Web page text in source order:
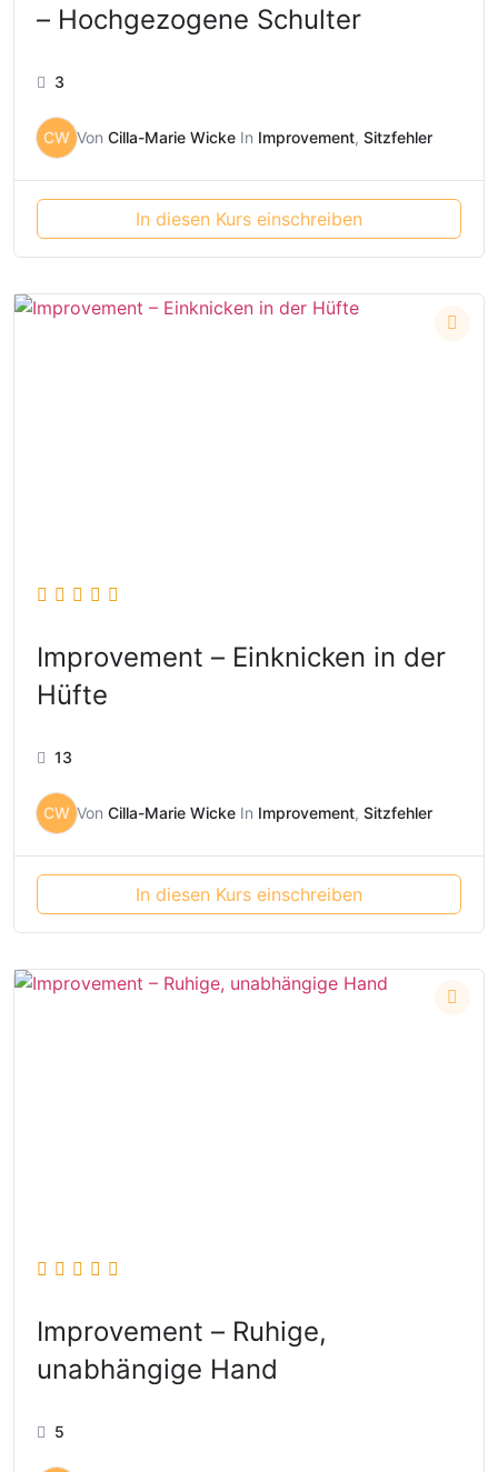
– Hochgezogene Schulter
3
CW Von Cilla-Marie Wicke In Improvement, Sitzfehler
In diesen Kurs einschreiben
Improvement – Einknicken in der
Hüfte
13
CW Von Cilla-Marie Wicke In Improvement, Sitzfehler
In diesen Kurs einschreiben
Improvement – Ruhige,
unabhängige Hand
5